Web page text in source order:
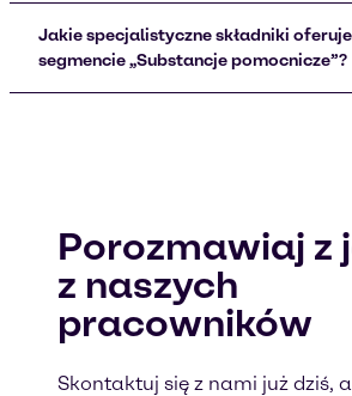
Jakie specjalistyczne składniki
segmencie „Substancje pomocnicze”?
Porozmawiaj z
z naszych
pracowników
Skontaktuj się z nami już dziś,